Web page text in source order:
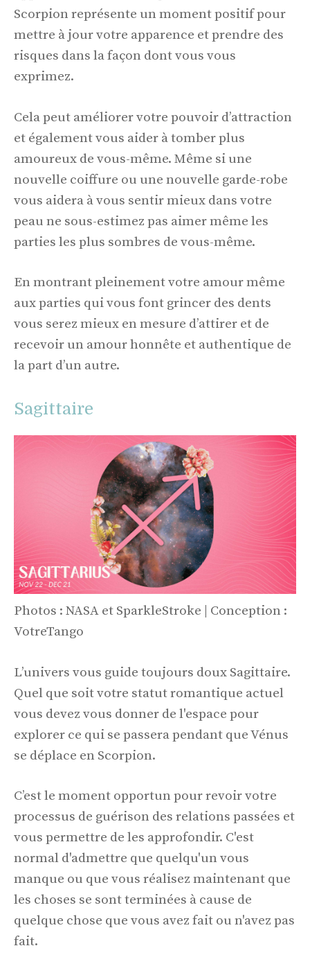
Scorpion représente un moment positif pour
mettre à jour votre apparence et prendre des
risques dans la façon dont vous vous
exprimez.
Cela peut améliorer votre pouvoir d’attraction
et également vous aider à tomber plus
amoureux de vous-même. Même si une
nouvelle coiffure ou une nouvelle garde-robe
vous aidera à vous sentir mieux dans votre
peau ne sous-estimez pas aimer même les
parties les plus sombres de vous-même.
En montrant pleinement votre amour même
aux parties qui vous font grincer des dents
vous serez mieux en mesure d’attirer et de
recevoir un amour honnête et authentique de
la part d’un autre.
Sagittaire
Photos : NASA et SparkleStroke | Conception :
VotreTango
L’univers vous guide toujours doux Sagittaire.
Quel que soit votre statut romantique actuel
vous devez vous donner de l'espace pour
explorer ce qui se passera pendant que Vénus
se déplace en Scorpion.
C’est le moment opportun pour revoir votre
processus de guérison des relations passées et
vous permettre de les approfondir. C'est
normal d'admettre que quelqu'un vous
manque ou que vous réalisez maintenant que
les choses se sont terminées à cause de
quelque chose que vous avez fait ou n'avez pas
fait.